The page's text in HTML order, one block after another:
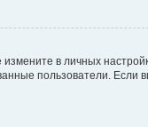
в личных
пользователи.